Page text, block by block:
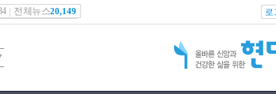
전체뉴스20,149 로